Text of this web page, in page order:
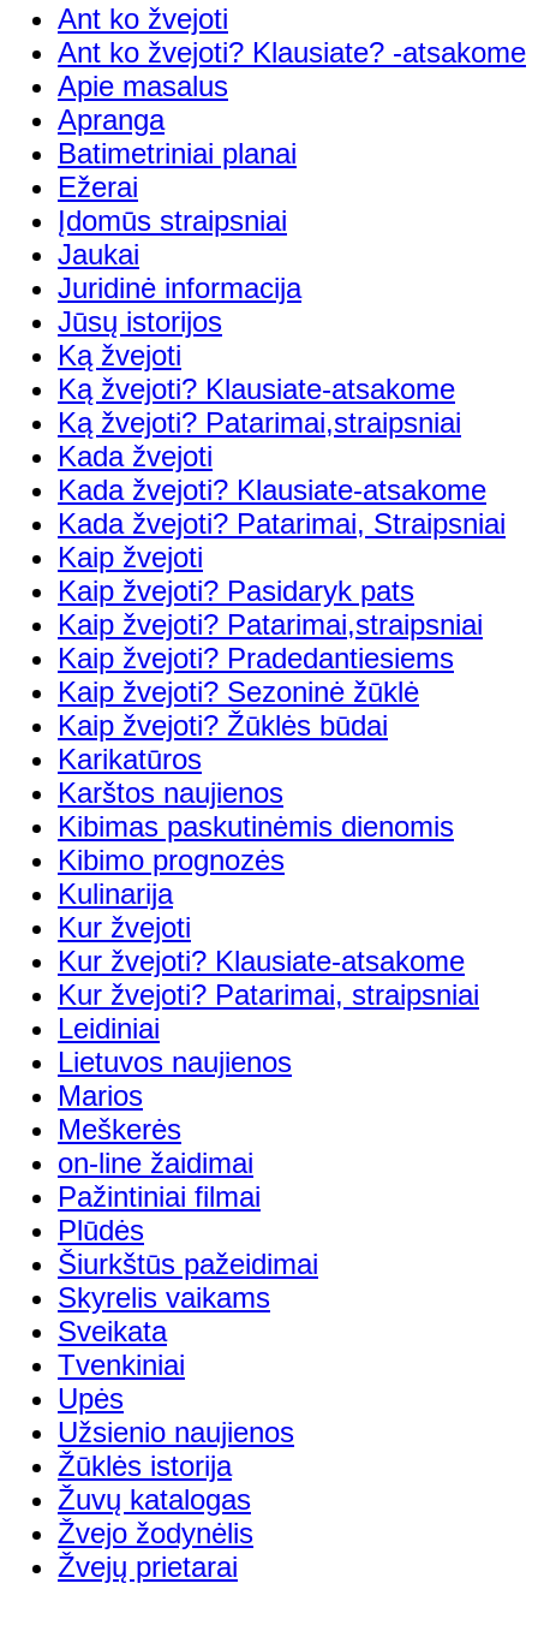
Ant ko žvejoti
Ant ko žvejoti? Klausiate? -atsakome
Apie masalus
Apranga
Batimetriniai planai
Ežerai
Įdomūs straipsniai
Jaukai
Juridinė informacija
Jūsų istorijos
Ką žvejoti
Ką žvejoti? Klausiate-atsakome
Ką žvejoti? Patarimai,straipsniai
Kada žvejoti
Kada žvejoti? Klausiate-atsakome
Kada žvejoti? Patarimai, Straipsniai
Kaip žvejoti
Kaip žvejoti? Pasidaryk pats
Kaip žvejoti? Patarimai,straipsniai
Kaip žvejoti? Pradedantiesiems
Kaip žvejoti? Sezoninė žūklė
Kaip žvejoti? Žūklės būdai
Karikatūros
Karštos naujienos
Kibimas paskutinėmis dienomis
Kibimo prognozės
Kulinarija
Kur žvejoti
Kur žvejoti? Klausiate-atsakome
Kur žvejoti? Patarimai, straipsniai
Leidiniai
Lietuvos naujienos
Marios
Meškerės
on-line žaidimai
Pažintiniai filmai
Plūdės
Šiurkštūs pažeidimai
Skyrelis vaikams
Sveikata
Tvenkiniai
Upės
Užsienio naujienos
Žūklės istorija
Žuvų katalogas
Žvejo žodynėlis
Žvejų prietarai